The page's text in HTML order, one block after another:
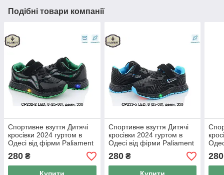
Подібні товари компанії
Спортивне взуття Дитячі
кросівки 2024 гуртом в
Одесі від фірми Paliament
(25-30)
280 ₴
Спортивне взуття Дитячі
кросівки 2024 гуртом в
Одесі від фірми Paliament
(25-30)
280₴
(25-
280